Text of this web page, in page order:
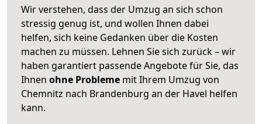
Wir verstehen, dass der Umzug an sich schon
stressig genug ist, und wollen Ihnen dabei
helfen, sich keine Gedanken über die Kosten
machen zu müssen. Lehnen Sie sich zurück – wir
haben garantiert passende Angebote für Sie, das
Ihnen ohne Probleme mit Ihrem Umzug von
Chemnitz nach Brandenburg an der Havel helfen
kann.